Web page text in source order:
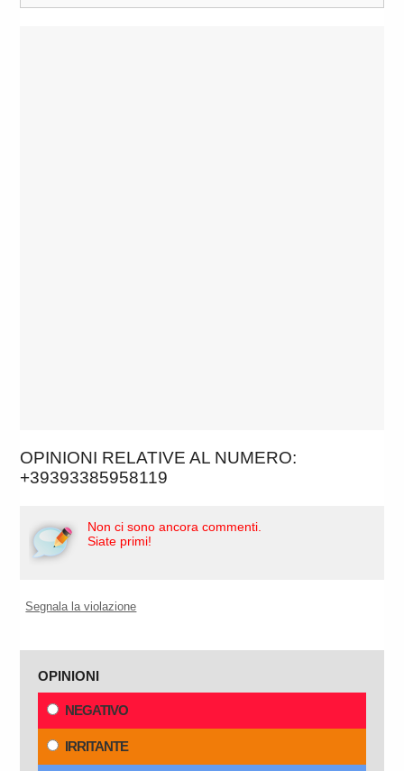
OPINIONI RELATIVE AL NUMERO:
+39393385958119
Non ci sono ancora commenti.
Siate primi!
Segnala la violazione
OPINIONI
NEGATIVO
IRRITANTE